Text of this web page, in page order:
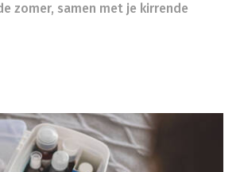
zomer, samen met je kirrende